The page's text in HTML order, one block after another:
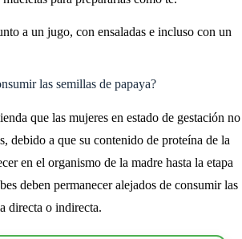
a un jugo, con ensaladas e incluso con un
las semillas de papaya?
que las mujeres en estado de gestación no
debido a que su contenido de proteína de la
en el organismo de la madre hasta la etapa
deben permanecer alejados de consumir las
directa o indirecta.